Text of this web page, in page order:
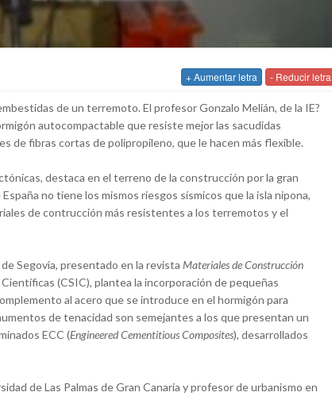
+ Aumentar letra - Reducir letra
de un terremoto. El profesor Gonzalo Melián, de la IE?
autocompactable que resiste mejor las sacudidas
de fibras cortas de polipropileno, que le hacen más flexible.
destaca en el terreno de la construcción por la gran
no tiene los mismos riesgos sísmicos que la isla nipona,
de contrucción más resistentes a los terremotos y el
Segovia, presentado en la revista Materiales de Construcción
(CSIC), plantea la incorporación de pequeñas
al acero que se introduce en el hormigón para
de tenacidad son semejantes a los que presentan un
ECC (Engineered Cementitious Composites), desarrollados
de Las Palmas de Gran Canaria y profesor de urbanismo en